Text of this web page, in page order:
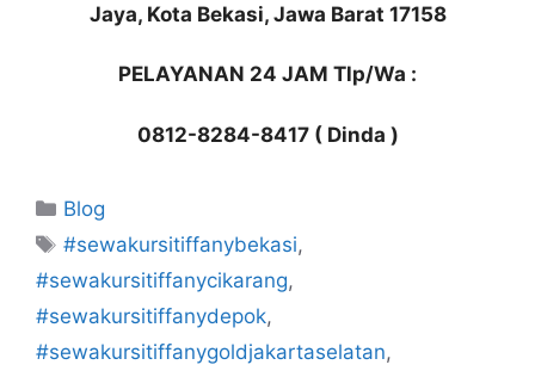
Jaya, Kota Bekasi, Jawa Barat 17158
PELAYANAN 24 JAM Tlp/Wa :
0812-8284-8417 ( Dinda )
Kategori
Blog
Tag
#sewakursitiffanybekasi,
#sewakursitiffanycikarang,
#sewakursitiffanydepok,
#sewakursitiffanygoldjakartaselatan,